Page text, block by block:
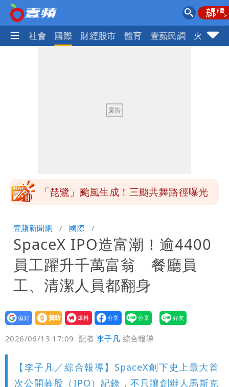
政治 社會 國際 財經股市 體育 壹蘋民調 火線話
公布收入比拍戲賺更多
台灣首次「暴潮告警」CBS發送 基隆當
水」 王浩宇揚言告發
「琵鷺」颱風生成！三颱共舞路徑曝光
公布收入比拍戲賺更多
台灣首次「暴潮告警」CBS發送 基隆當
心海水倒灌再淹水
壹蘋新聞網 國際
SpaceX IPO造富潮！逾4400
員工躍升千萬富翁 餐廳員
工、清潔人員都翻身
設為
贊助
我要
爆料
2026/06/13 17:09 記者李子凡 綜合報導
【李子凡／綜合報導】SpaceX創下史上最大首
次公開募股（IPO）紀錄，不只讓創辦人馬斯克